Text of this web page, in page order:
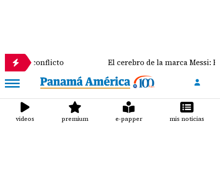
conflicto El cerebro de la marca Messi: El rol
videos premium e-papper mis noticias